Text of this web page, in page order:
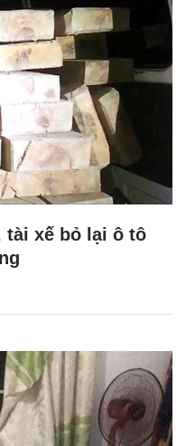
tài xế bỏ lại ô tô